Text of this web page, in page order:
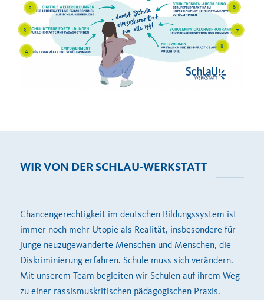
2
3
4
6
7
8
WIR VON DER SCHLAU-WERKSTATT
Chancengerechtigkeit im deutschen Bildungssystem ist
immer noch mehr Utopie als Realität, insbesondere für
junge neuzugewanderte Menschen und Menschen, die
Diskriminierung erfahren. Schule muss sich verändern.
Mit unserem Team begleiten wir Schulen auf ihrem Weg
zu einer rassismuskritischen pädagogischen Praxis.